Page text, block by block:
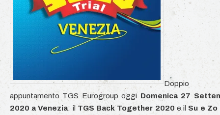
Doppio
appuntamento TGS Eurogroup oggi Domenica 27
2020 a Venezia: il TGS Back Together 2020 e il Su e Zo